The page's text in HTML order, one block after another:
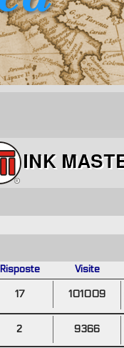
Risposte Visite
17 101009
2 9366